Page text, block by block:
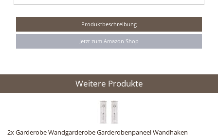
Produktbeschreibung
Jetzt zum Amazon Shop
Weitere Produkte
2x Garderobe Wandgarderobe Garderobenpaneel Wandhaken